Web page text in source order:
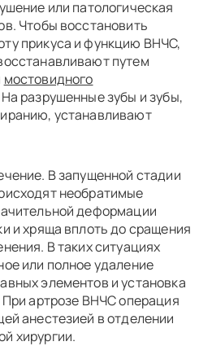
или патологическая
Чтобы восстановить
прикуса и функцию ВНЧС,
путем
мостовидного
На разрушенные зубы и зубы,
устанавливают
В запущенной стадии
необратимые
деформации
и хряща вплоть до сращения
В таких ситуациях
или полное удаление
элементов и установка
При артрозе ВНЧС операция
анестезией в отделении
хирургии.